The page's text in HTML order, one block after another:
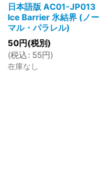
日本語版 AC01-JP013
Ice Barrier 氷結界 (ノー
マル・パラレル)
50円(税別)
(税込 : 55円)
在庫なし